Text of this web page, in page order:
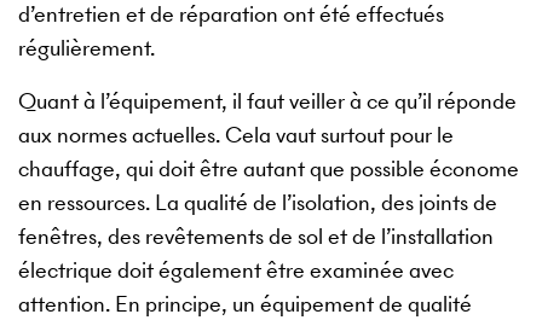
d’entretien et de réparation ont été effectués
régulièrement.
Quant à l’équipement, il faut veiller à ce qu’il réponde
aux normes actuelles. Cela vaut surtout pour le
chauffage, qui doit être autant que possible économe
en ressources. La qualité de l’isolation, des joints de
fenêtres, des revêtements de sol et de l’installation
électrique doit également être examinée avec
attention. En principe, un équipement de qualité